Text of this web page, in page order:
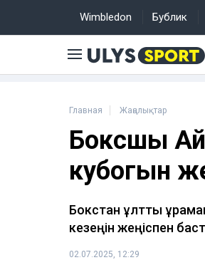
Wimbledon Бублик
Главная Жаңалықтар
Боксшы
кубогын
Бокстан ұлттық
кезеңін жеңіспен
02.07.2025, 12:29